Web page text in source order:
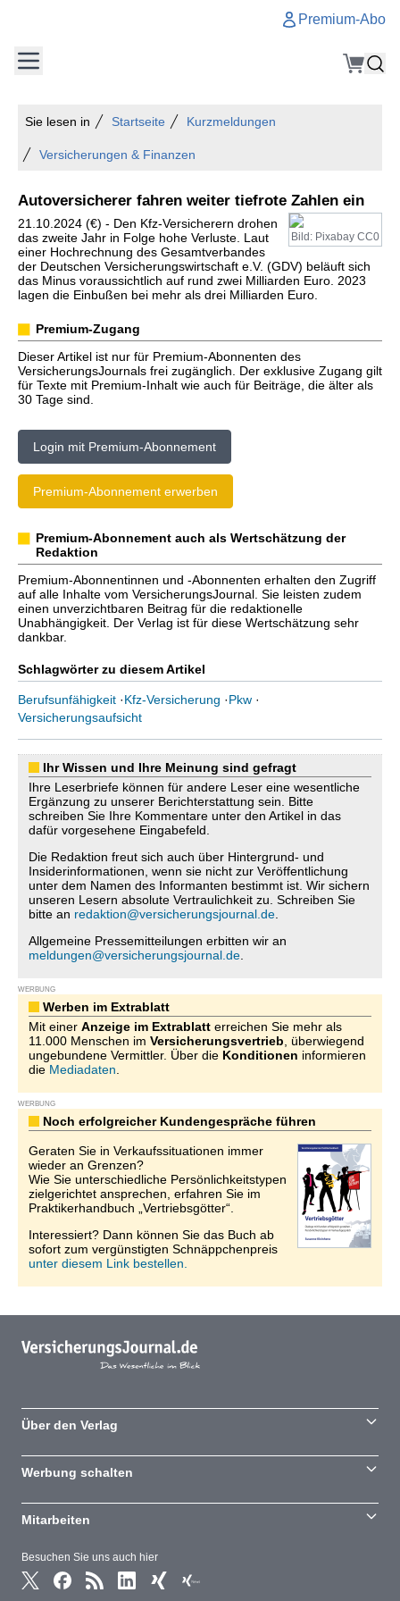
Premium-Abo
Sie lesen in Startseite Kurzmeldungen
Versicherungen & Finanzen
Autoversicherer fahren weiter tiefrote Zahlen ein
Bild: Pixabay CC0
21.10.2024 (€) - Den Kfz-Versicherern drohen
das zweite Jahr in Folge hohe Verluste. Laut
einer Hochrechnung des Gesamtverbandes
der Deutschen Versicherungswirtschaft e.V. (GDV) beläuft sich
das Minus voraussichtlich auf rund zwei Milliarden Euro. 2023
lagen die Einbußen bei mehr als drei Milliarden Euro.
Premium-Zugang
Dieser Artikel ist nur für Premium-Abonnenten des
VersicherungsJournals frei zugänglich. Der exklusive Zugang gilt
für Texte mit Premium-Inhalt wie auch für Beiträge, die älter als
30 Tage sind.
Login mit Premium-Abonnement
Premium-Abonnement erwerben
Premium-Abonnement auch als Wertschätzung der
Redaktion
Premium-Abonnentinnen und -Abonnenten erhalten den Zugriff
auf alle Inhalte vom VersicherungsJournal. Sie leisten zudem
einen unverzichtbaren Beitrag für die redaktionelle
Unabhängigkeit. Der Verlag ist für diese Wertschätzung sehr
dankbar.
Schlagwörter zu diesem Artikel
Berufsunfähigkeit ·Kfz-Versicherung ·Pkw ·
Versicherungsaufsicht
Ihr Wissen und Ihre Meinung sind gefragt
Ihre Leserbriefe können für andere Leser eine wesentliche
Ergänzung zu unserer Berichterstattung sein. Bitte
schreiben Sie Ihre Kommentare unter den Artikel in das
dafür vorgesehene Eingabefeld.
Die Redaktion freut sich auch über Hintergrund- und
Insiderinformationen, wenn sie nicht zur Veröffentlichung
unter dem Namen des Informanten bestimmt ist. Wir sichern
unseren Lesern absolute Vertraulichkeit zu. Schreiben Sie
bitte an redaktion@versicherungsjournal.de
Allgemeine Pressemitteilungen erbitten wir an
meldungen@versicherungsjournal.de
WERBUNG
Werben im Extrablatt
Mit einer Anzeige im Extrablatt erreichen Sie mehr als
11.000 Menschen im Versicherungsvertrieb , überwiegend
ungebundene Vermittler. Über die Konditionen informieren
die Mediadaten
WERBUNG
Noch erfolgreicher Kundengespräche führen
Geraten Sie in Verkaufssituationen immer
wieder an Grenzen?
Wie Sie unterschiedliche Persönlichkeitstypen
zielgerichtet ansprechen, erfahren Sie im
Praktikerhandbuch „Vertriebsgötter“.
Interessiert? Dann können Sie das Buch ab
sofort zum vergünstigten Schnäppchenpreis
unter diesem Link bestellen.
Besuchen Sie uns auch hier
Über den Verlag
Werbung schalten
Mitarbeiten